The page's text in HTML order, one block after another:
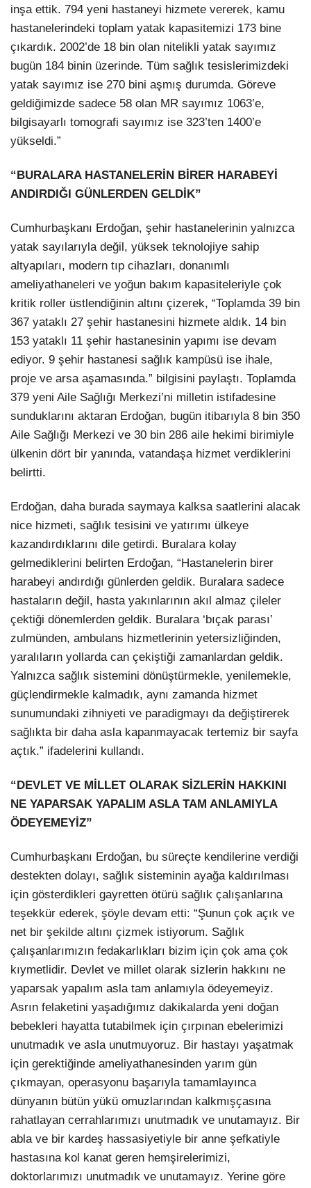
inşa ettik. 794 yeni hastaneyi hizmete vererek, kamu
hastanelerindeki toplam yatak kapasitemizi 173 bine
çıkardık. 2002’de 18 bin olan nitelikli yatak sayımız
bugün 184 binin üzerinde. Tüm sağlık tesislerimizdeki
yatak sayımız ise 270 bini aşmış durumda. Göreve
geldiğimizde sadece 58 olan MR sayımız 1063’e,
bilgisayarlı tomografi sayımız ise 323’ten 1400’e
yükseldi.”
“BURALARA HASTANELERİN BİRER HARABEYİ
ANDIRDIĞI GÜNLERDEN GELDİK”
Cumhurbaşkanı Erdoğan, şehir hastanelerinin yalnızca
yatak sayılarıyla değil, yüksek teknolojiye sahip
altyapıları, modern tıp cihazları, donanımlı
ameliyathaneleri ve yoğun bakım kapasiteleriyle çok
kritik roller üstlendiğinin altını çizerek, “Toplamda 39 bin
367 yataklı 27 şehir hastanesini hizmete aldık. 14 bin
153 yataklı 11 şehir hastanesinin yapımı ise devam
ediyor. 9 şehir hastanesi sağlık kampüsü ise ihale,
proje ve arsa aşamasında.” bilgisini paylaştı. Toplamda
379 yeni Aile Sağlığı Merkezi’ni milletin istifadesine
sunduklarını aktaran Erdoğan, bugün itibarıyla 8 bin 350
Aile Sağlığı Merkezi ve 30 bin 286 aile hekimi birimiyle
ülkenin dört bir yanında, vatandaşa hizmet verdiklerini
belirtti.
Erdoğan, daha burada saymaya kalksa saatlerini alacak
nice hizmeti, sağlık tesisini ve yatırımı ülkeye
kazandırdıklarını dile getirdi. Buralara kolay
gelmediklerini belirten Erdoğan, “Hastanelerin birer
harabeyi andırdığı günlerden geldik. Buralara sadece
hastaların değil, hasta yakınlarının akıl almaz çileler
çektiği dönemlerden geldik. Buralara ‘bıçak parası’
zulmünden, ambulans hizmetlerinin yetersizliğinden,
yaralıların yollarda can çekiştiği zamanlardan geldik.
Yalnızca sağlık sistemini dönüştürmekle, yenilemekle,
güçlendirmekle kalmadık, aynı zamanda hizmet
sunumundaki zihniyeti ve paradigmayı da değiştirerek
sağlıkta bir daha asla kapanmayacak tertemiz bir sayfa
açtık.” ifadelerini kullandı.
“DEVLET VE MİLLET OLARAK SİZLERİN HAKKINI
NE YAPARSAK YAPALIM ASLA TAM ANLAMIYLA
ÖDEYEMEYİZ”
Cumhurbaşkanı Erdoğan, bu süreçte kendilerine verdiği
destekten dolayı, sağlık sisteminin ayağa kaldırılması
için gösterdikleri gayretten ötürü sağlık çalışanlarına
teşekkür ederek, şöyle devam etti: “Şunun çok açık ve
net bir şekilde altını çizmek istiyorum. Sağlık
çalışanlarımızın fedakarlıkları bizim için çok ama çok
kıymetlidir. Devlet ve millet olarak sizlerin hakkını ne
yaparsak yapalım asla tam anlamıyla ödeyemeyiz.
Asrın felaketini yaşadığımız dakikalarda yeni doğan
bebekleri hayatta tutabilmek için çırpınan ebelerimizi
unutmadık ve asla unutmuyoruz. Bir hastayı yaşatmak
için gerektiğinde ameliyathanesinden yarım gün
çıkmayan, operasyonu başarıyla tamamlayınca
dünyanın bütün yükü omuzlarından kalkmışçasına
rahatlayan cerrahlarımızı unutmadık ve unutamayız. Bir
abla ve bir kardeş hassasiyetiyle bir anne şefkatiyle
hastasına kol kanat geren hemşirelerimizi,
doktorlarımızı unutmadık ve unutamayız. Yerine göre